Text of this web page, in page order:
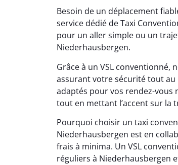
Besoin de un déplacement
service dédié de Taxi
pour un aller simple ou un
Niederhausbergen.
Grâce à un VSL conventionné,
assurant votre sécurité tout
adaptés pour vos rendez-vous
tout en mettant l’accent sur la
Pourquoi choisir un taxi
Niederhausbergen est en
frais à minima. Un VSL
réguliers à Niederhausbergen